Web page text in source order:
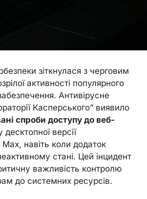
зіткнулася з черговим
активності популярного
Антивірусне
Касперського” виявило
спроби доступу до веб-
десктопної версії
навіть коли додаток
стані. Цей інцидент
важливість контролю
до системних ресурсів.